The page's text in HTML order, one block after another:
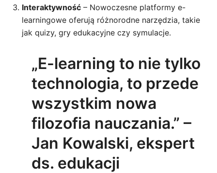
Interaktywność – Nowoczesne platformy e-
learningowe oferują różnorodne narzędzia, takie
jak quizy, gry edukacyjne czy symulacje.
„E-learning to nie tylko
technologia, to przede
wszystkim nowa
filozofia nauczania.” –
Jan Kowalski, ekspert
ds. edukacji